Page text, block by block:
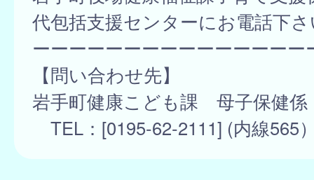
代包括支援センターにお電話下
ーーーーーーーーーーーーーーー
【問い合わせ先】
岩手町健康こども課 母子保健係
TEL：[0195-62-2111] (内線565